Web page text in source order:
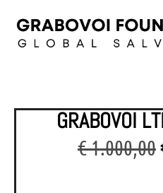
GRABOVOI
€1.000,00